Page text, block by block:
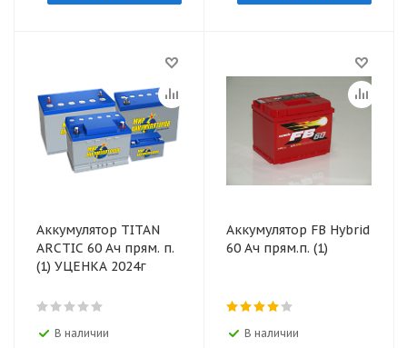
Аккумулятор TITAN
ARCTIC 60 Aч прям. п.
(1) УЦЕНКА 2024г
В наличии
Аккумулятор FB Hybrid
60 Ач прям.п. (1)
В наличии